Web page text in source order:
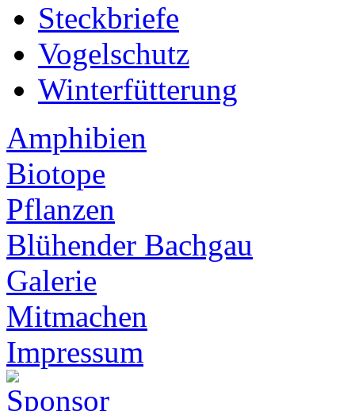
Steckbriefe
Vogelschutz
Winterfütterung
Amphibien
Biotope
Pflanzen
Blühender Bachgau
Galerie
Mitmachen
Impressum